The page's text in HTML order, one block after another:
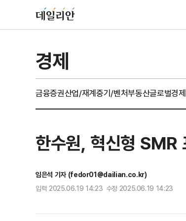
경제
금융증권산업/재계중기/벤처부동산글로벌경제
한수원, 혁신형 SMR
임은석 기자 (fedor01@dailian.co.kr)
입력 2025.06.19 14:23 수정 2025.06.19 14:23